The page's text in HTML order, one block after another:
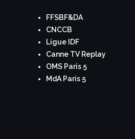
FFSBF&DA
CNCCB
Ligue IDF
Canne TV Replay
OMS Paris 5
MdA Paris 5